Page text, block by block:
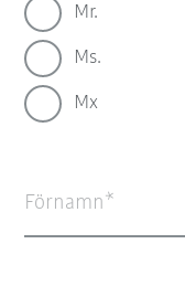
Mr.
Ms.
Mx
Förnamn